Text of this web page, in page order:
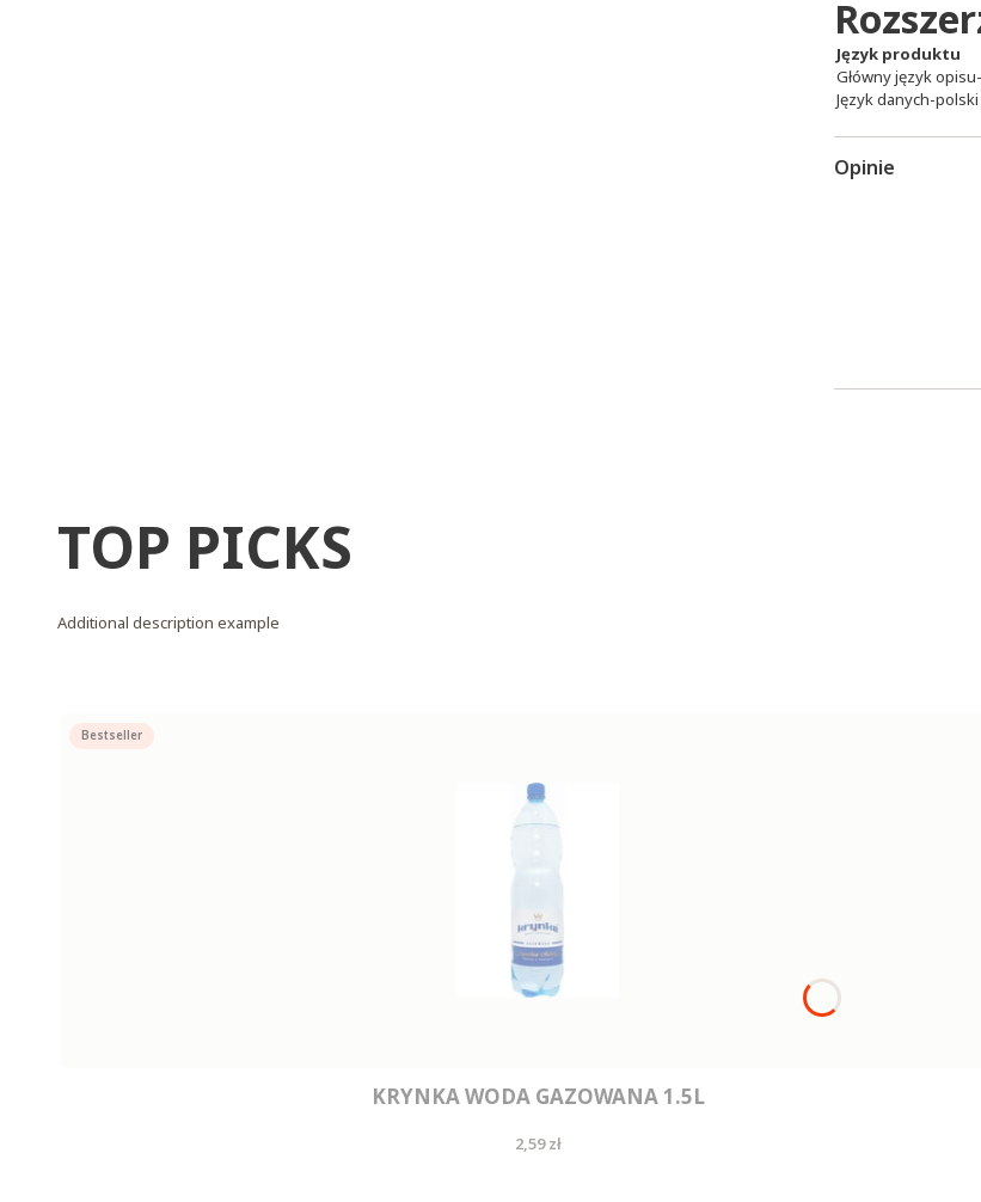
Język produktu
Główny język
Język danych-polski
Opinie
TOP PICKS
Additional description example
Bestseller
KRYNKA WODA GAZOWANA 1.5L
Cena
2,59 zł